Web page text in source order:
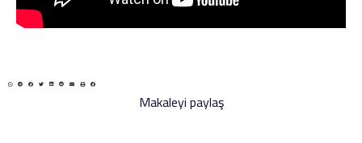
Makaleyi paylaş